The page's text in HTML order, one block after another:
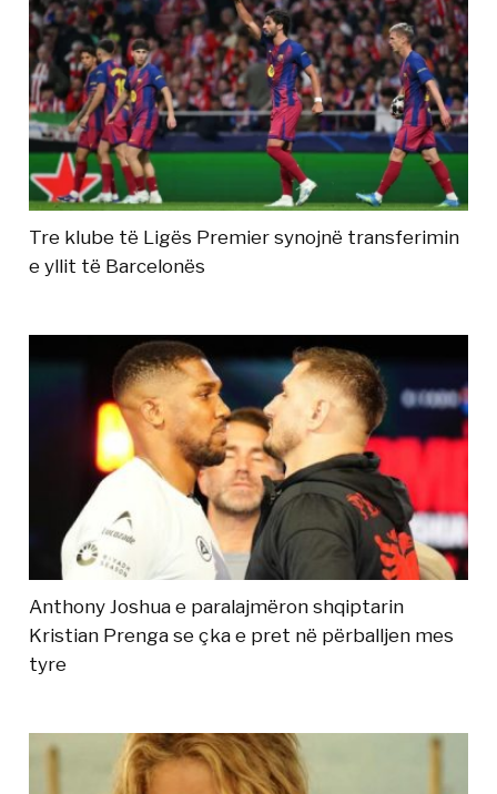
Tre klube të Ligës Premier synojnë transferimin
e yllit të Barcelonës
Anthony Joshua e paralajmëron shqiptarin
Kristian Prenga se çka e pret në përballjen mes
tyre